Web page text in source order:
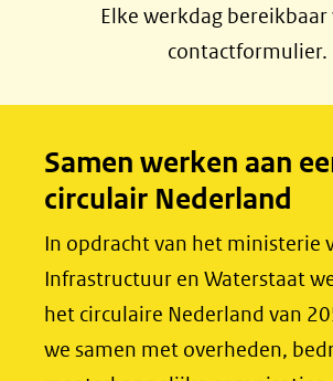
b
o
k
(opent
nieuw
e
I
n
(opent
nieuw
Elke werkdag
contactformulier.
Samen werken aan
circulair Nederland
In opdracht van het ministerie
Infrastructuur en Waterstaat
het circulaire Nederland van
we samen met overheden,